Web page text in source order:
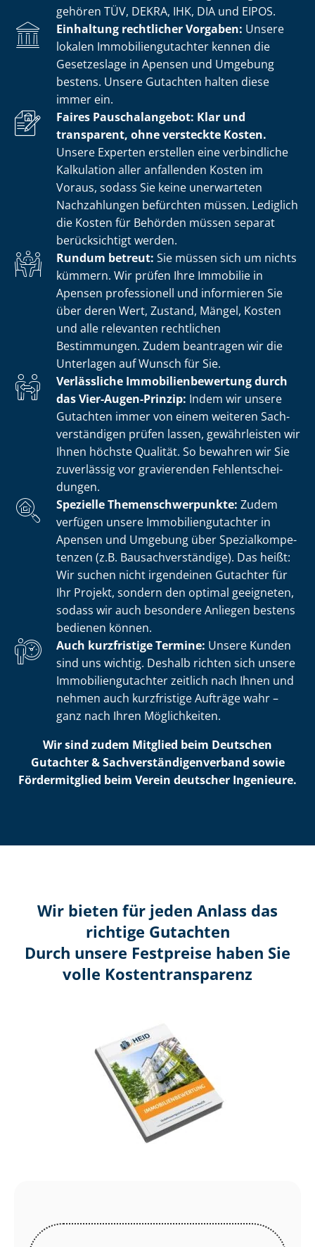
gehören TÜV, DEKRA, IHK, DIA und EIPOS.
Einhaltung rechtlicher Vorgaben: Unsere
lokalen Im­mo­bi­li­en­gut­ach­ter kennen die
Gesetzeslage in Apensen und Umgebung
bestens. Unsere Gutachten halten diese
immer ein.
Faires Pauschalangebot: Klar und
transparent, ohne versteckte Kosten.
Unsere Experten erstellen eine verbindliche
Kalkulation aller anfallenden Kosten im
Voraus, sodass Sie keine unerwarteten
Nachzahlungen befürchten müssen. Lediglich
die Kosten für Behörden müssen separat
berücksichtigt werden.
Rundum betreut: Sie müssen sich um nichts
kümmern. Wir prüfen Ihre Immobilie in
Apensen professionell und informieren Sie
über deren Wert, Zustand, Mängel, Kosten
und alle relevanten rechtlichen
Bestimmungen. Zudem beantragen wir die
Unterlagen auf Wunsch für Sie.
Verlässliche Im­mo­bi­li­en­be­wer­tung durch
das Vier-Augen-Prinzip: Indem wir unsere
Gutachten immer von einem weiteren Sach­
ver­stän­di­gen prüfen lassen, gewährleisten wir
Ihnen höchste Qualität. So bewahren wir Sie
zuverlässig vor gravierenden Fehl­ent­schei­
dun­gen.
Spezielle The­men­schwer­punk­te: Zudem
verfügen unsere Im­mo­bi­li­en­gut­ach­ter in
Apensen und Umgebung über Spe­zi­al­kom­pe­
ten­zen (z.B. Bau­sach­ver­stän­di­ge). Das heißt:
Wir suchen nicht irgendeinen Gutachter für
Ihr Projekt, sondern den optimal geeigneten,
sodass wir auch besondere Anliegen bestens
bedienen können.
Auch kurzfristige Termine: Unsere Kunden
sind uns wichtig. Deshalb richten sich unsere
Im­mo­bi­li­en­gut­ach­ter zeitlich nach Ihnen und
nehmen auch kurzfristige Aufträge wahr –
ganz nach Ihren Möglichkeiten.
Wir sind zudem Mitglied beim Deutschen
Gutachter & Sach­ver­stän­di­gen­ver­band sowie
Fördermitglied beim Verein deutscher Ingenieure.
Wir bieten für jeden Anlass das
richtige Gutachten
Durch unsere Festpreise haben Sie
volle Kosten­transparenz